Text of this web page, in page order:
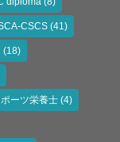
CSCS (41)
(18)
ーツ栄養士 (4)